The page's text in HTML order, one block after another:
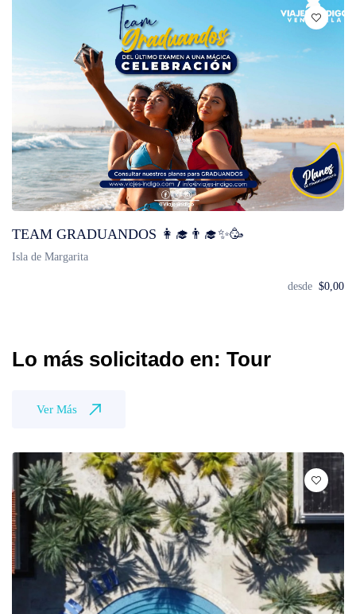
TEAM GRADUANDOS 👩‍🎓👨‍🎓✨🥳
Isla de Margarita
desde $0,00
Lo más solicitado en: Tour
Ver Más